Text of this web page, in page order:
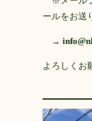
ールをお送
→
よろしくお